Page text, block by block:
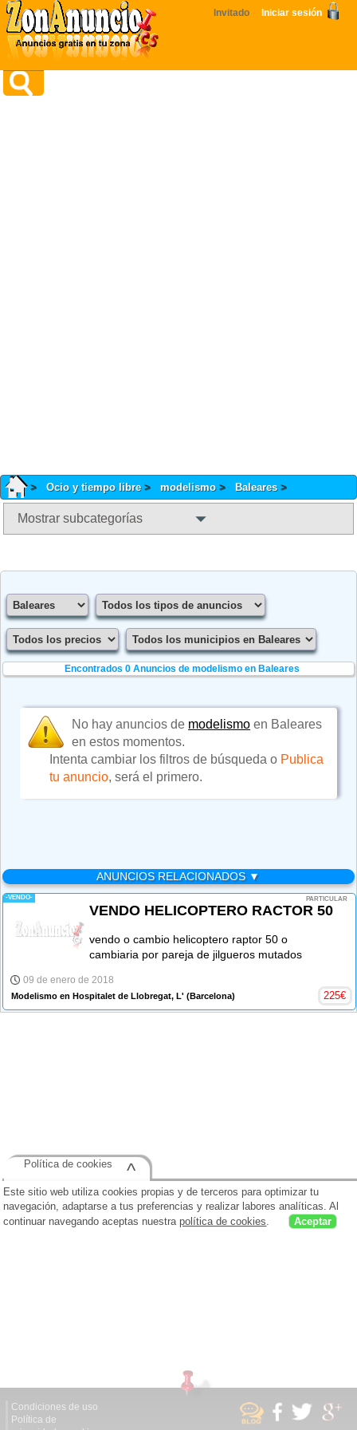
Invitado Iniciar sesión
Ocio y tiempo libre modelismo Baleares
Mostrar subcategorías
Encontrados 0 Anuncios de modelismo en Baleares
No hay anuncios de modelismo en Baleares
en estos momentos.
Intenta cambiar los filtros de búsqueda o Publica
tu anuncio, será el primero.
ANUNCIOS RELACIONADOS ▼
-VENDO- PARTICULAR
VENDO HELICOPTERO RACTOR 50
vendo o cambio helicoptero raptor 50 o
cambiaria por pareja de jilgueros mutados
09 de enero de 2018
Modelismo en Hospitalet de Llobregat, L' (Barcelona) 225€
Condiciones de uso
Política de
Este sitio web utiliza cookies propias y de terceros para optimizar tu
navegación, adaptarse a tus preferencias y realizar labores analíticas. Al
continuar navegando aceptas nuestrapolítica de cookies. Aceptar
Política de cookies ^